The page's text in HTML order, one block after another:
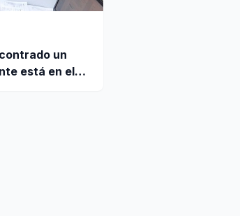
un
está en el